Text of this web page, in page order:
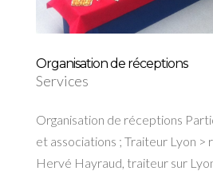
Organisation de réceptions
Services
Organisation de réceptions
et associations ; Traiteur Lyon >
Hervé Hayraud, traiteur sur